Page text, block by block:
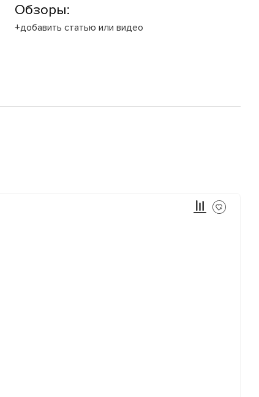
Обзоры:
+добавить статью или видео